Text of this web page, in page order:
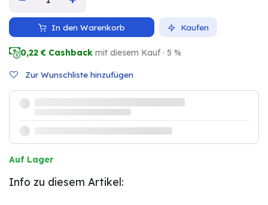
In den Warenkorb Kaufen
0,22 € Cashback mit diesem Kauf · 5 %
Zur Wunschliste hinzufügen
Auf Lager
Info zu diesem Artikel: